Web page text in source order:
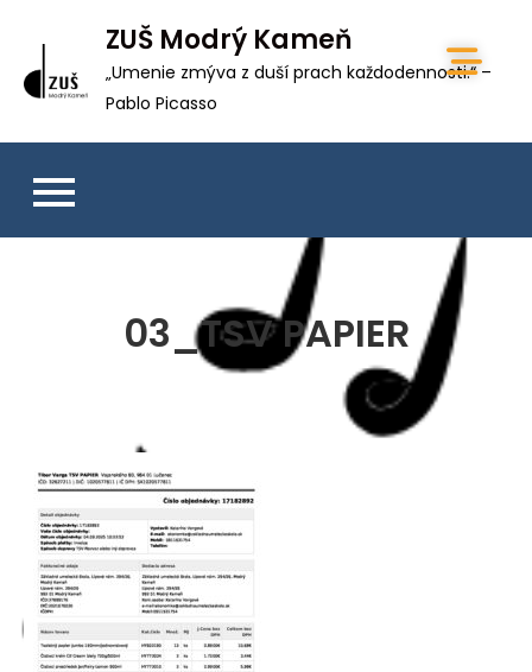
ZUŠ Modrý Kameň
„Umenie zmýva z duší prach každodennosti.“ –
Pablo Picasso
03_TSV PAPIER